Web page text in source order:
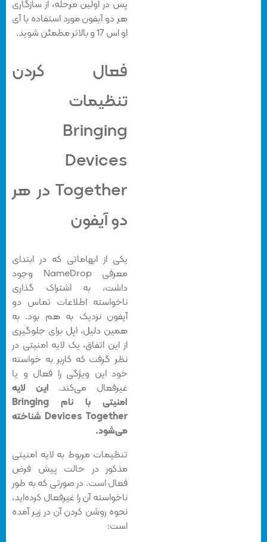
پس در اولین مرحله، از سازگاری
هر دو آیفون مورد استفاده با آی
او اس 17 و بالاتر مطمئن شوید.
فعال کردن
تنظیمات
Bringing
Devices
Together در هر
دو آیفون
یکی از ابهاماتی که در ابتدای
معرفی NameDrop وجود
داشت، به اشتراک گذاری
ناخواسته اطلاعات تماس دو
آیفون نزدیک به هم بود. به
همین دلیل، اپل برای جلوگیری
از این اتفاق، یک لایه امنیتی در
نظر گرفت که کاربر به خواسته
خود این ویژگی را فعال و یا
غیرفعال می‌کند.این لایه
امنیتی با نام Bringing
Devices Together شناخته
می‌شود.
تنظیمات مربوط به لایه امنیتی
مذکور در حالت پیش فرض
فعال است. در صورتی که به طور
ناخواسته آن را غیرفعال کرده‌اید،
نحوه روشن کردن آن در زیر آمده
است: